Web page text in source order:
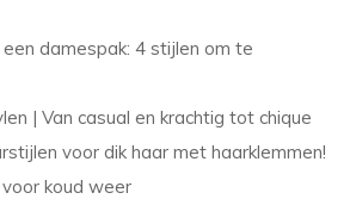
damespak: 4 stijlen om te
| Van casual en krachtig tot chique
voor dik haar met haarklemmen!
koud weer